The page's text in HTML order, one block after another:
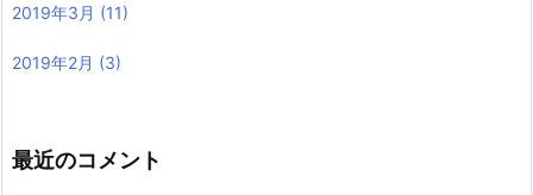
2019年3月 (11)
2019年2月 (3)
最近のコメント